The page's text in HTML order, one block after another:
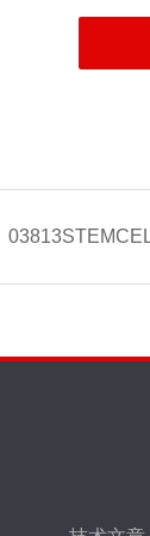
03813STEMCELL